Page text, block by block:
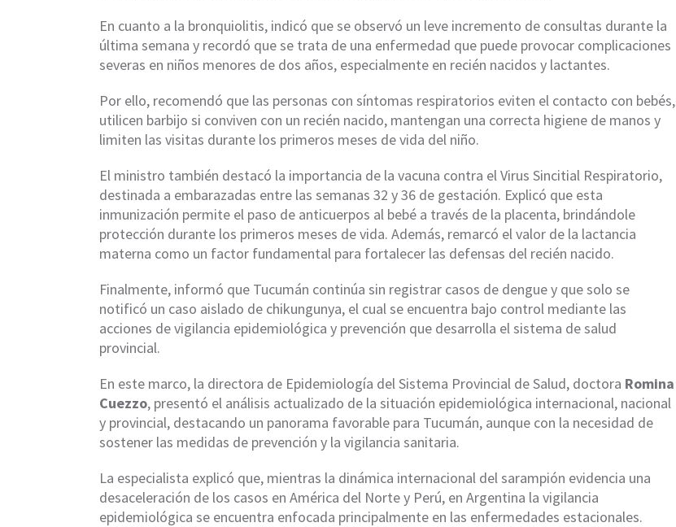
En cuanto a la bronquiolitis, indicó que se observó un leve incremento de consultas durante la
última semana y recordó que se trata de una enfermedad que puede provocar complicaciones
severas en niños menores de dos años, especialmente en recién nacidos y lactantes.
Por ello, recomendó que las personas con síntomas respiratorios eviten el contacto con bebés,
utilicen barbijo si conviven con un recién nacido, mantengan una correcta higiene de manos y
limiten las visitas durante los primeros meses de vida del niño.
El ministro también destacó la importancia de la vacuna contra el Virus Sincitial Respiratorio,
destinada a embarazadas entre las semanas 32 y 36 de gestación. Explicó que esta
inmunización permite el paso de anticuerpos al bebé a través de la placenta, brindándole
protección durante los primeros meses de vida. Además, remarcó el valor de la lactancia
materna como un factor fundamental para fortalecer las defensas del recién nacido.
Finalmente, informó que Tucumán continúa sin registrar casos de dengue y que solo se
notificó un caso aislado de chikungunya, el cual se encuentra bajo control mediante las
acciones de vigilancia epidemiológica y prevención que desarrolla el sistema de salud
provincial.
En este marco, la directora de Epidemiología del Sistema Provincial de Salud, doctora Romina
Cuezzo, presentó el análisis actualizado de la situación epidemiológica internacional, nacional
y provincial, destacando un panorama favorable para Tucumán, aunque con la necesidad de
sostener las medidas de prevención y la vigilancia sanitaria.
La especialista explicó que, mientras la dinámica internacional del sarampión evidencia una
desaceleración de los casos en América del Norte y Perú, en Argentina la vigilancia
epidemiológica se encuentra enfocada principalmente en las enfermedades estacionales.